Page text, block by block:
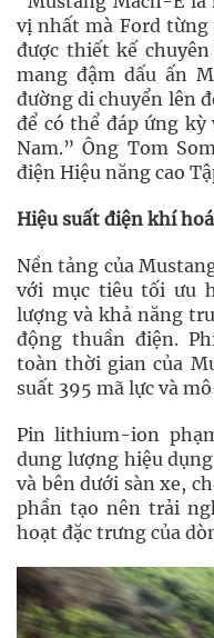
vị nhất mà Ford
được thiết kế
mang đậm dấu ấn
đường di chuyển lên
để có thể đáp ứng kỳ
Nam.” Ông Tom
điện Hiệu năng cao
Hiệu suất điện khí
Nền tảng của
với mục tiêu tối ưu
lượng và khả năng
động thuần điện.
toàn thời gian của
suất 395 mã lực và
Pin lithium-ion
dung lượng hiệu
và bên dưới sàn xe,
phần tạo nên trải
hoạt đặc trưng của